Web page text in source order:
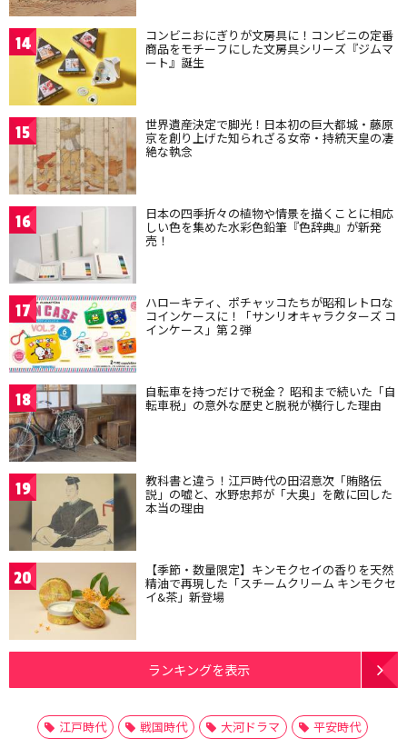
14 コンビニおにぎりが文房具に！コンビニの定番
商品をモチーフにした文房具シリーズ『ジムマ
ート』誕生
15 世界遺産決定で脚光！日本初の巨大都城・藤原
京を創り上げた知られざる女帝・持統天皇の凄
絶な執念
16 日本の四季折々の植物や情景を描くことに相応
しい色を集めた水彩色鉛筆『色辞典』が新発
売！
17 ハローキティ、ポチャッコたちが昭和レトロな
コインケースに！「サンリオキャラクターズ コ
インケース」第２弾
18 自転車を持つだけで税金？ 昭和まで続いた「自
転車税」の意外な歴史と脱税が横行した理由
19 教科書と違う！江戸時代の田沼意次「賄賂伝
説」の嘘と、水野忠邦が「大奥」を敵に回した
本当の理由
20 【季節・数量限定】キンモクセイの香りを天然
精油で再現した「スチームクリーム キンモクセ
イ&茶」新登場
ランキングを表示
江戸時代 戦国時代 大河ドラマ
平安時代